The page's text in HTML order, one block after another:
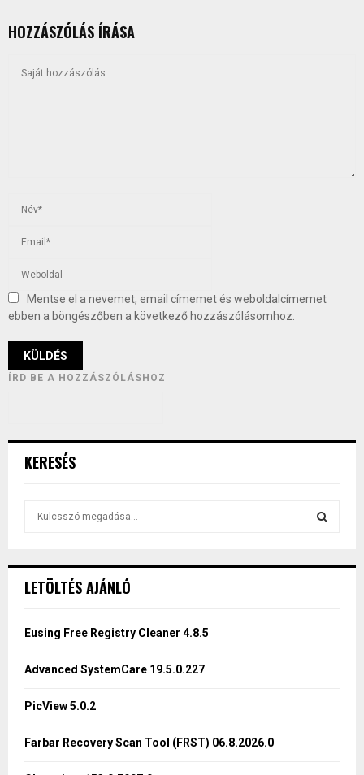
HOZZÁSZÓLÁS ÍRÁSA
Mentse el a nevemet, email címemet és weboldalcímemet
ebben a böngészőben a következő hozzászólásomhoz.
ÍRD BE A HOZZÁSZÓLÁSHOZ
KERESÉS
h
o
LETÖLTÉS AJÁNLÓ
Eusing Free Registry Cleaner 4.8.5
Advanced SystemCare 19.5.0.227
PicView 5.0.2
Farbar Recovery Scan Tool (FRST) 06.8.2026.0